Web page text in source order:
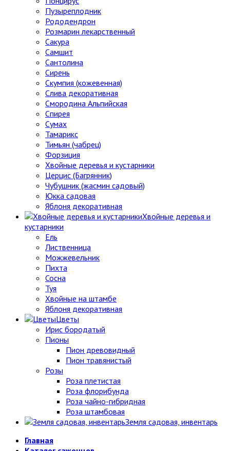
Пузыреплодник
Рододендрон
Розмарин лекарственный
Сакура
Самшит
Сантолина
Сирень
Скумпия (кожевенная)
Слива декоративная
Смородина Альпийская
Спирея
Сумах
Тамарикс
Тимьян (чабрец)
Форзиция
Хвойные деревья и кустарники
Церцис (Багрянник)
Чубушник (жасмин садовый)
Юкка садовая
Яблоня декоративная
Хвойные деревья и
кустарники
Ель
Лиственница
Можжевельник
Пихта
Сосна
Туя
Хвойные на штамбе
Яблоня декоративная
Цветы
Ирис бородатый
Пионы
Пион древовидный
Пион травянистый
Розы
Роза плетистая
Роза флорибунда
Роза чайно-гибридная
Роза штамбовая
Земля садовая, инвентарь
Главная